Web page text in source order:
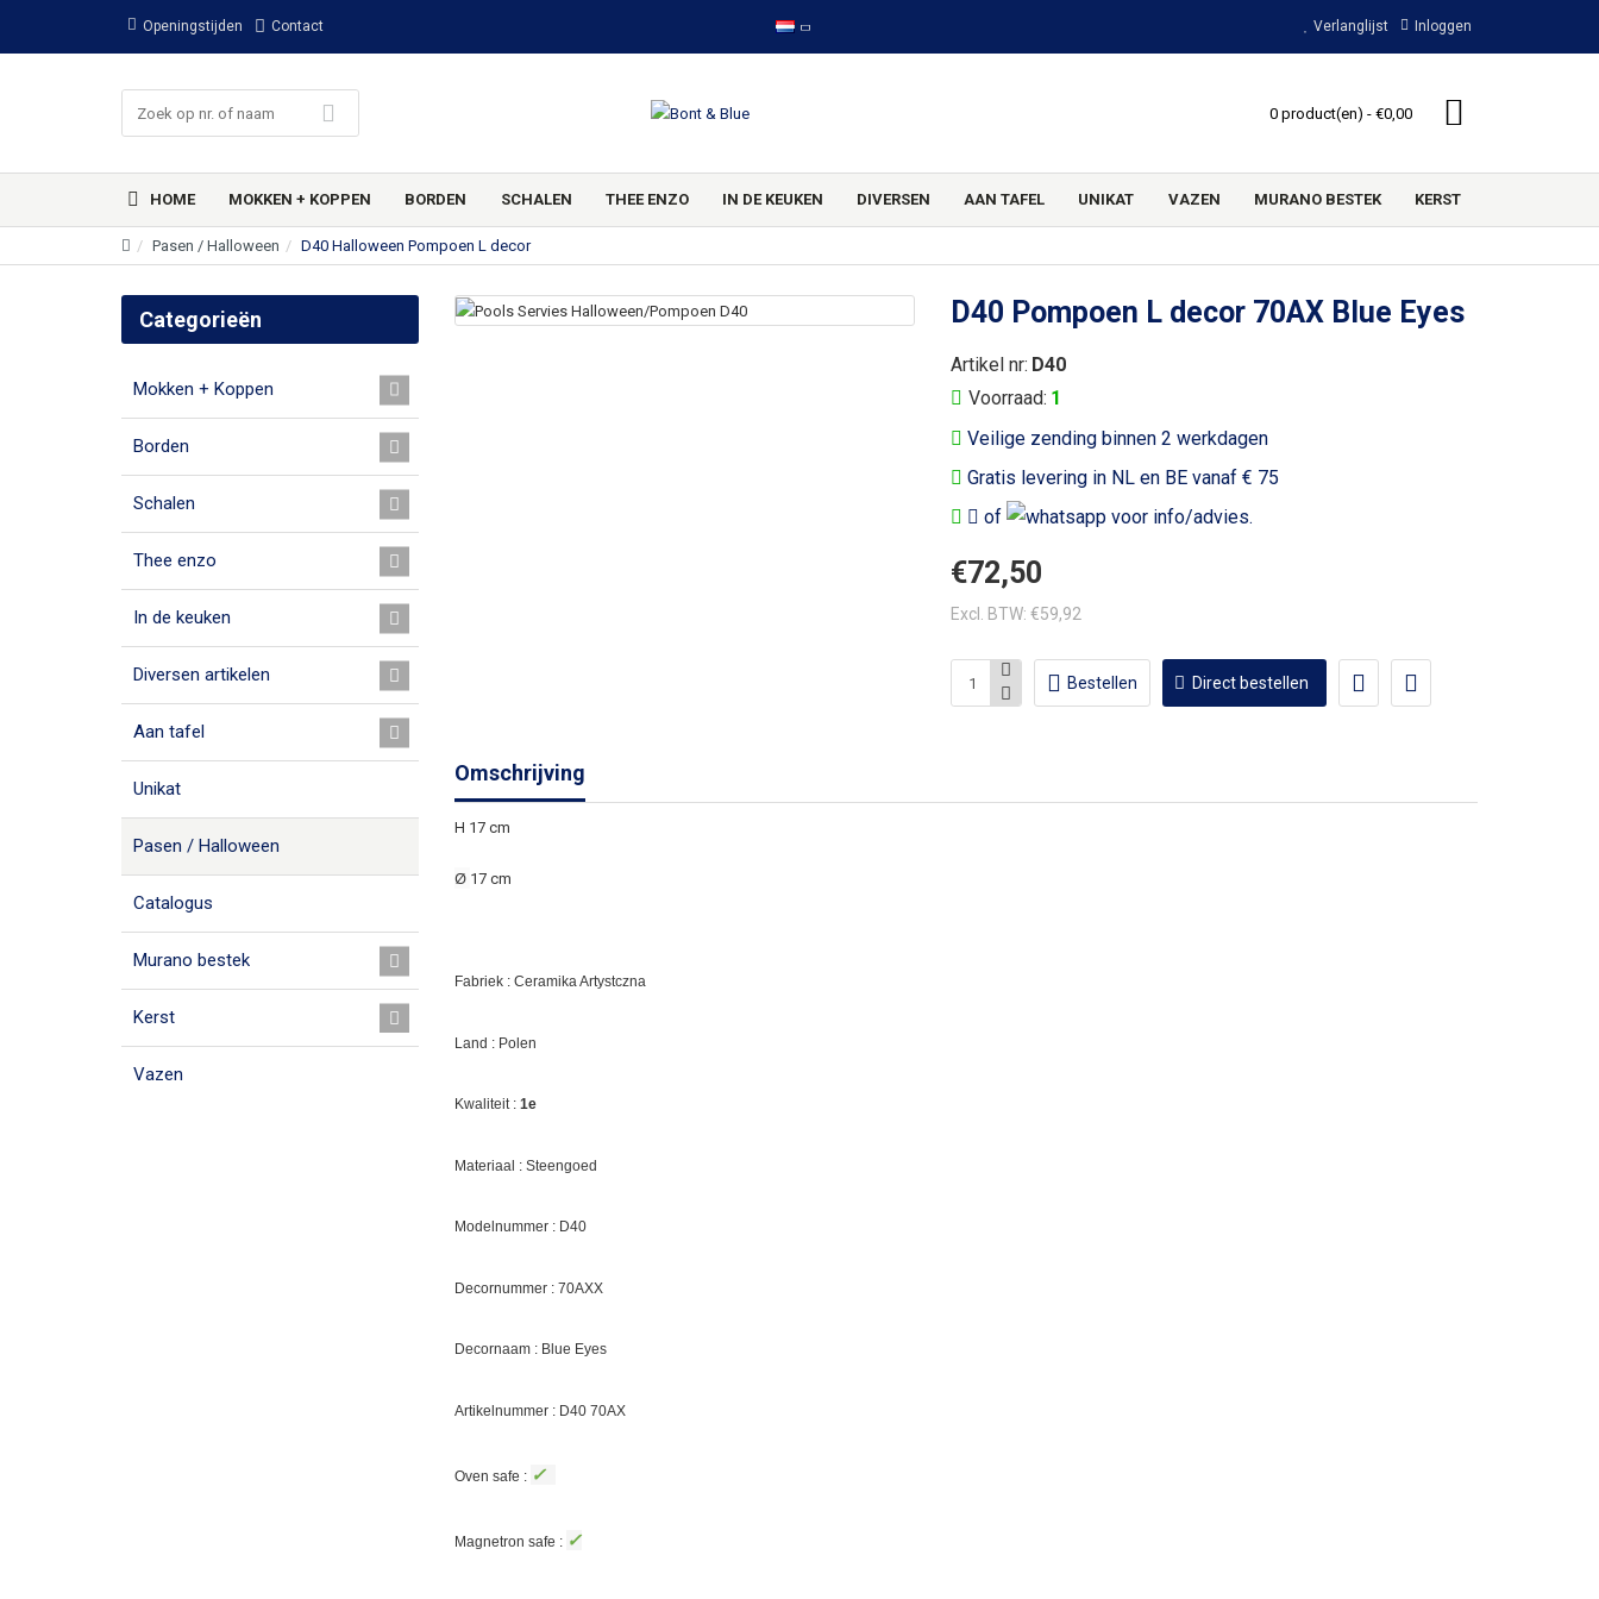
Openingstijden Contact Verlanglijst Inloggen
0 product(en) - €0,00
HOME MOKKEN + KOPPEN BORDEN SCHALEN THEE ENZO IN DE KEUKEN DIVERSEN AAN TAFEL UNIKAT VAZEN MURANO BESTEK KERST
Pasen / Halloween D40 Halloween Pompoen L decor
Categorieën
Mokken + Koppen
Borden
Schalen
Thee enzo
In de keuken
Diversen artikelen
Aan tafel
Unikat
Pasen / Halloween
Catalogus
Murano bestek
Kerst
Vazen
D40 Pompoen L decor 70AX Blue Eyes
Veilige zending binnen 2 werkdagen
Gratis levering in NL en BE vanaf € 75
of
voor info/advies.
Voorraad: 1
Artikel nr: D40
€72,50
Excl. BTW: €59,92
Bestellen Direct bestellen
Omschrijving
H 17 cm
Ø 17 cm
Fabriek : Ceramika Artystczna
Land : Polen
Kwaliteit : 1e
Materiaal : Steengoed
Modelnummer : D40
Decornummer : 70AXX
Decornaam : Blue Eyes
Artikelnummer : D40 70AX
Oven safe : ✓
Magnetron safe : ✓